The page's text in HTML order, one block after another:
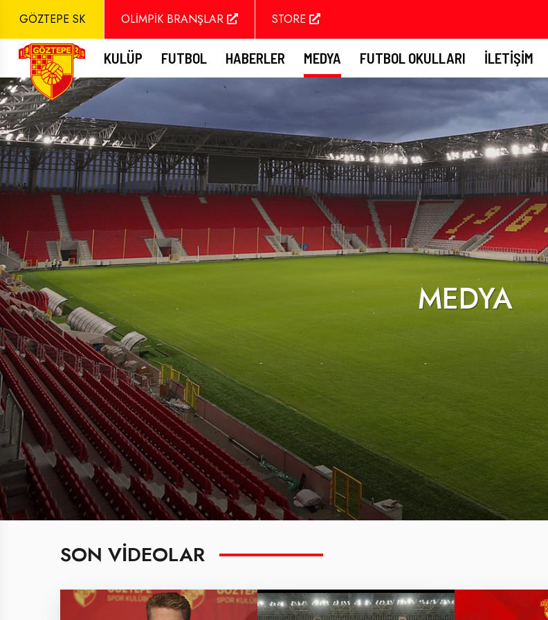
GÖZTEPE SK OLİMPİK BRANŞLAR STORE
KULÜP FUTBOL HABERLER MEDYA FUTBOL OKULLARI İLETIŞIM
MEDYA
SON VIDEOLAR